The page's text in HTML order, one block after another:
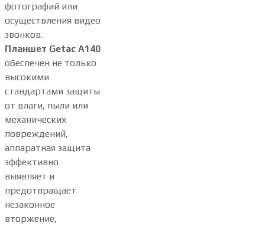
фотографий или
осуществления видео
звонков.
Планшет Getac A140
обеспечен не только
высокими
стандартами защиты
от влаги, пыли или
механических
повреждений,
аппаратная защита
эффективно
выявляет и
предотвращает
незаконное
вторжение,